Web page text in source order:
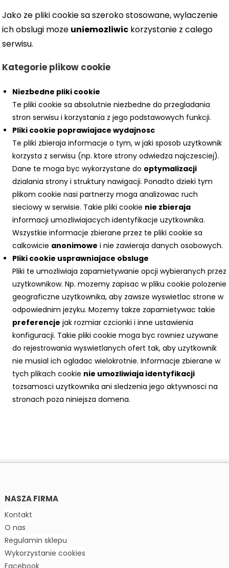
Jako ze pliki cookie sa szeroko stosowane, wylaczenie
ich obslugi moze uniemozliwic korzystanie z calego
serwisu.
Kategorie plikow cookie
Niezbedne pliki cookie
Te pliki cookie sa absolutnie niezbedne do przegladania
stron serwisu i korzystania z jego podstawowych funkcji.
Pliki cookie poprawiajace wydajnosc
Te pliki zbieraja informacje o tym, w jaki sposob uzytkownik
korzysta z serwisu (np. ktore strony odwiedza najczesciej).
Dane te moga byc wykorzystane do optymalizacji
dzialania strony i struktury nawigacji. Ponadto dzieki tym
plikom cookie nasi partnerzy moga analizowac ruch
sieciowy w serwisie. Takie pliki cookie nie zbieraja
informacji umozliwiajacych identyfikacje uzytkownika.
Wszystkie informacje zbierane przez te pliki cookie sa
calkowicie anonimowe i nie zawieraja danych osobowych.
Pliki cookie usprawniajace obsluge
Pliki te umozliwiaja zapamietywanie opcji wybieranych przez
uzytkownikow. Np. mozemy zapisac w pliku cookie polozenie
geograficzne uzytkownika, aby zawsze wyswietlac strone w
odpowiednim jezyku. Mozemy takze zapamietywac takie
preferencje jak rozmiar czcionki i inne ustawienia
konfiguracji. Takie pliki cookie moga byc rowniez uzywane
do rejestrowania wyswietlanych ofert tak, aby uzytkownik
nie musial ich ogladac wielokrotnie. Informacje zbierane w
tych plikach cookie nie umozliwiaja identyfikacji
tozsamosci uzytkownika ani sledzenia jego aktywnosci na
stronach poza niniejsza domena.
NASZA FIRMA
Kontakt
O nas
Regulamin sklepu
Wykorzystanie cookies